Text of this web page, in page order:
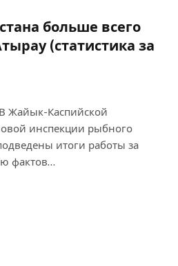
больше всего
(статистика за
Жайык-Каспийской
инспекции рыбного
итоги работы за
фактов…